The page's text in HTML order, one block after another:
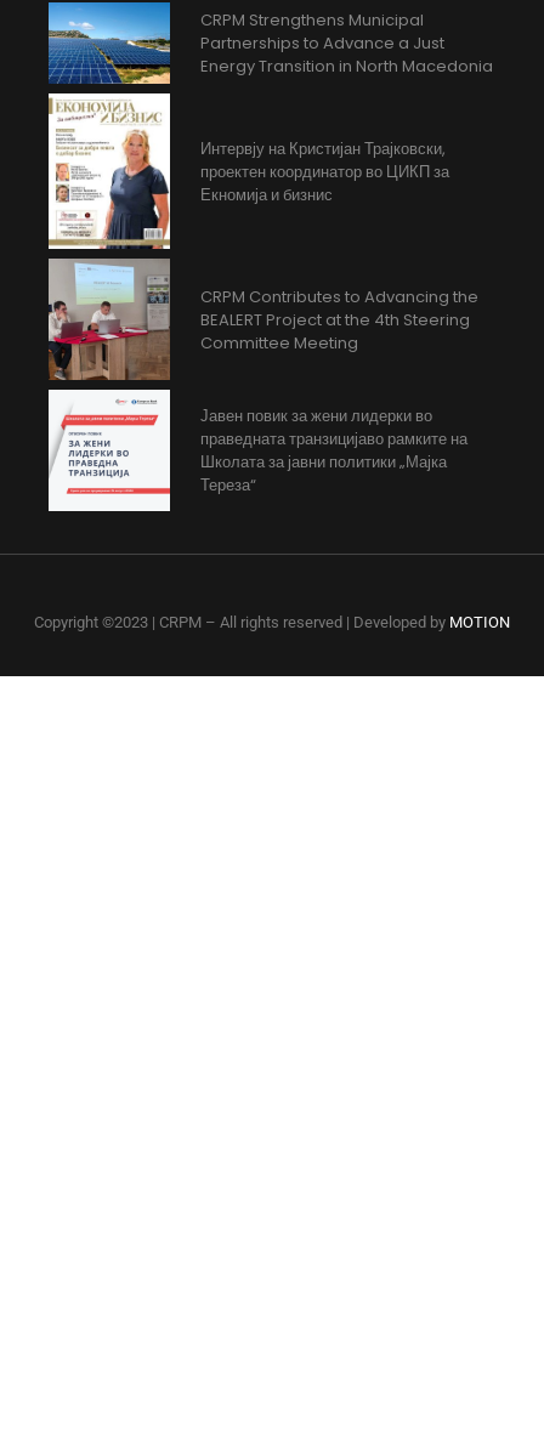
CRPM Strengthens Municipal
Partnerships to Advance a Just
Energy Transition in North Macedonia
Интервју на Кристијан Трајковски,
проектен координатор во ЦИКП за
Екномија и бизнис
CRPM Contributes to Advancing the
BEALERT Project at the 4th Steering
Committee Meeting
Јавен повик за жени лидерки во
праведната транзицијаво рамките на
Школата за јавни политики „Мајка
Тереза“
Copyright ©2023 | CRPM – All rights reserved | Developed by MOTION